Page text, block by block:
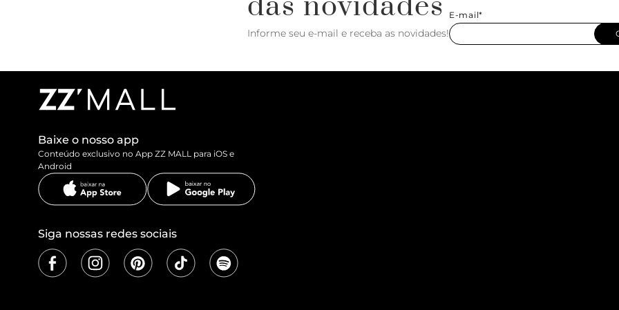
Informe seu e-mail e receba as novidades!
E-mail*
Baixe o nosso app
Conteúdo exclusivo no App ZZ MALL para iOS e
Android
Siga nossas redes sociais